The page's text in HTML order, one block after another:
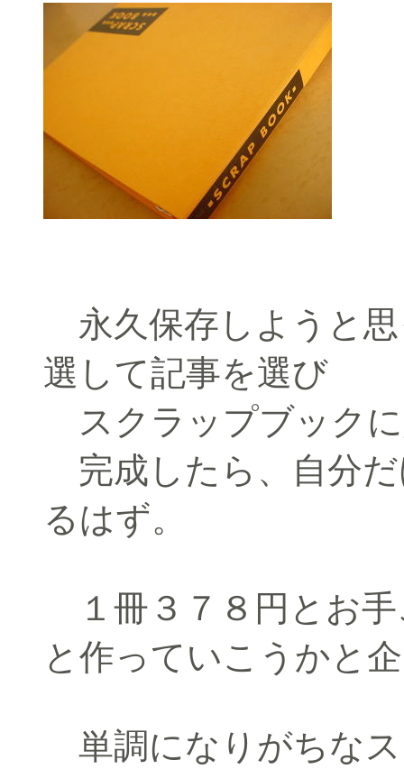
永久保存しようと
選して記事を選び
スクラップブック
完成したら、自分
るはず。
１冊３７８円とお
と作っていこうかと
単調になりがちな